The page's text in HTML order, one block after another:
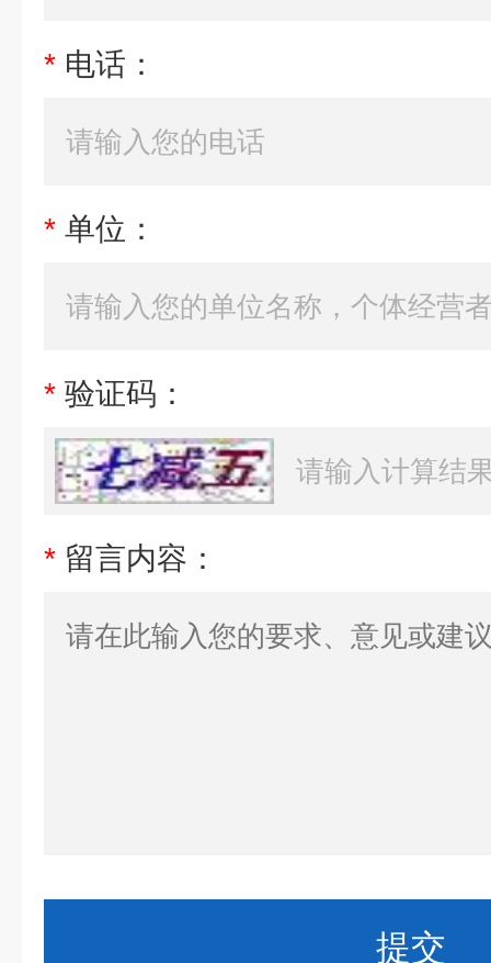
* 电话：
* 单位：
* 验证码：
* 留言内容：